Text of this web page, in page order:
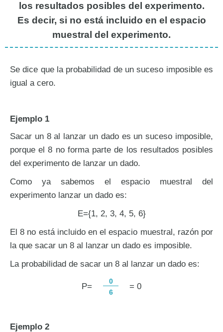
los resultados posibles del experimento.
Es decir, si no está incluido en el espacio
muestral del experimento.
Se dice que la probabilidad de un suceso imposible es
igual a cero.
Ejemplo 1
Sacar un 8 al lanzar un dado es un suceso imposible,
porque el 8 no forma parte de los resultados posibles
del experimento de lanzar un dado.
Como ya sabemos el espacio muestral del
experimento lanzar un dado es:
E={1, 2, 3, 4, 5, 6}
El 8 no está incluido en el espacio muestral, razón por
la que sacar un 8 al lanzar un dado es imposible.
La probabilidad de sacar un 8 al lanzar un dado es:
P=
0
6
= 0
Ejemplo 2